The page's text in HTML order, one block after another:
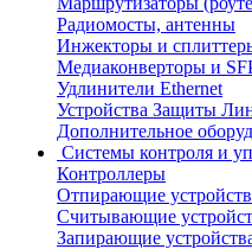
Радиомосты, антенны
Инжекторы и
Медиаконверторы и
Удлинители Ethernet
Устройства Защиты
Дополнительное
Системы контроля и
Контроллеры
Отпирающие
Считывающие
Запирающие